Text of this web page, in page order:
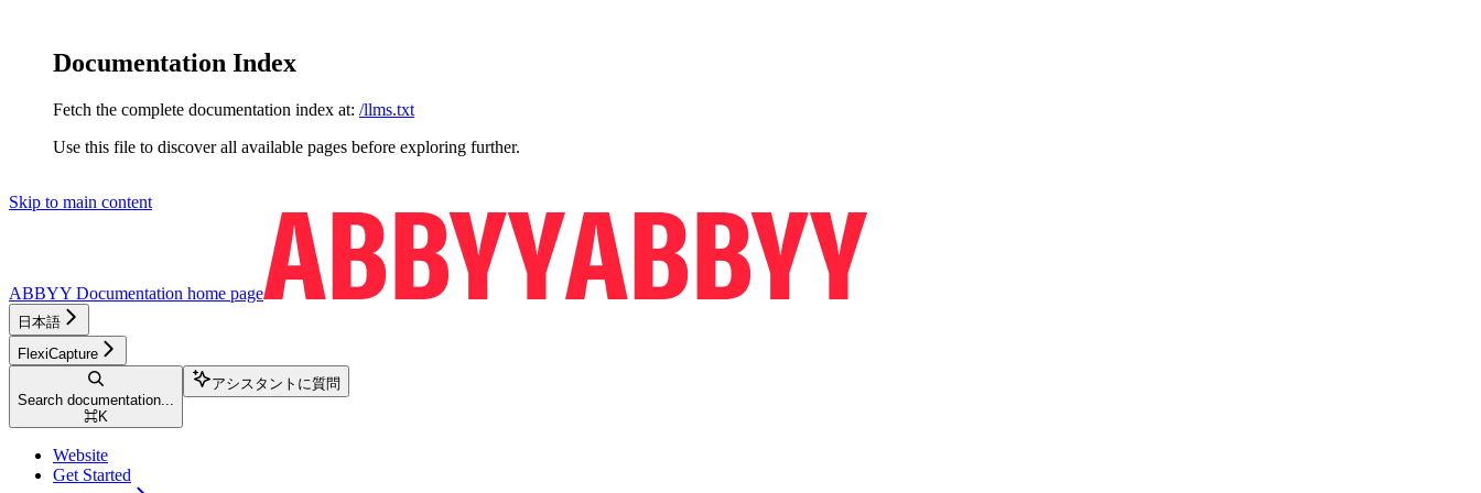
Documentation Index
Fetch the complete documentation index at: /llms.txt
Use this file to discover all available pages before exploring further.
Skip to main content
ABBYY Documentation home page
日本語
FlexiCapture
Search documentation...
⌘K
アシスタントに質問
Website
Get Started